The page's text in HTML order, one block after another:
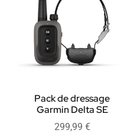
Pack de dressage
Garmin Delta SE
299,99 €